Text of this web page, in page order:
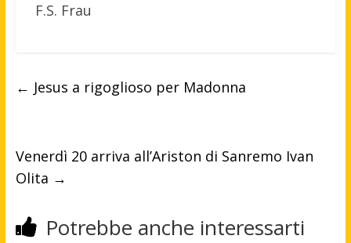
F.S. Frau
← Jesus a rigoglioso per Madonna
Venerdì 20 arriva all’Ariston di Sanremo Ivan
Olita →
Potrebbe anche interessarti